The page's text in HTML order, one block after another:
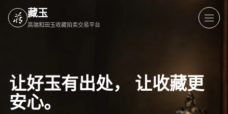
藏玉
高端和田玉收藏拍卖交易平台
让好玉有出处，
让收藏更
安心。